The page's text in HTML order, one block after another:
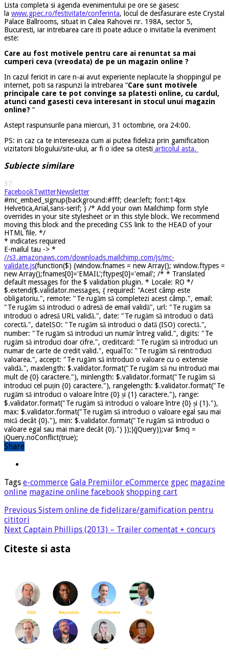
Lista completa si agenda evenimentului pe ore se gasesc
la www.gpec.ro/festivitate/conferinta, locul de desfasurare este Crystal
Palace Ballrooms, situat in Calea Rahovei nr. 198A, sector 5,
Bucuresti, iar intrebarea care iti poate aduce o invitatie la eveniment
este:
Care au fost motivele pentru care ai renuntat sa mai
cumperi ceva (vreodata) de pe un magazin online ?
In cazul fericit in care n-ai avut experiente neplacute la shoppingul pe
internet, poti sa raspunzi la intrebarea “Care sunt motivele
principale care te pot convinge sa platesti online, cu cardul,
atunci cand gasesti ceva interesant in stocul unui magazin
online? “
Astept raspunsurile pana miercuri, 31 octombrie, ora 24:00.
PS: in caz ca te intereseaza cum ai putea fideliza prin gamification
vizitatorii blogului/site-ului, ar fi o idee sa citesti articolul asta.
Subiecte similare
37
FacebookTwitterNewsletter
#mc_embed_signup{background:#fff; clear:left; font:14px
Helvetica,Arial,sans-serif; } /* Add your own Mailchimp form style
overrides in your site stylesheet or in this style block. We recommend
moving this block and the preceding CSS link to the HEAD of your
HTML file. */
* indicates required
E-mailul tau -> *
//s3.amazonaws.com/downloads.mailchimp.com/js/mc-
validate.js(function($) {window.fnames = new Array(); window.ftypes =
new Array();fnames[0]='EMAIL';ftypes[0]='email'; /* * Translated
default messages for the $ validation plugin. * Locale: RO */
$.extend($.validator.messages, { required: "Acest câmp este
obligatoriu.", remote: "Te rugăm să completezi acest câmp.", email:
"Te rugăm să introduci o adresă de email validă", url: "Te rugăm sa
introduci o adresă URL validă.", date: "Te rugăm să introduci o dată
corectă.", dateISO: "Te rugăm să introduci o dată (ISO) corectă.",
number: "Te rugăm să introduci un număr întreg valid.", digits: "Te
rugăm să introduci doar cifre.", creditcard: "Te rugăm să introduci un
numar de carte de credit valid.", equalTo: "Te rugăm să reintroduci
valoarea.", accept: "Te rugăm să introduci o valoare cu o extensie
validă.", maxlength: $.validator.format("Te rugăm să nu introduci mai
mult de {0} caractere."), minlength: $.validator.format("Te rugăm să
introduci cel puțin {0} caractere."), rangelength: $.validator.format("Te
rugăm să introduci o valoare între {0} și {1} caractere."), range:
$.validator.format("Te rugăm să introduci o valoare între {0} și {1}."),
max: $.validator.format("Te rugăm să introduci o valoare egal sau mai
mică decât {0}."), min: $.validator.format("Te rugăm să introduci o
valoare egal sau mai mare decât {0}.") });}(jQuery));var $mcj =
jQuery.noConflict(true);
Share
Tags e-commerce Gala Premiilor eCommerce gpec magazine
online magazine online facebook shopping cart
Previous Sistem online de fidelizare/gamification pentru
cititori
Next Captain Phillips (2013) – Trailer comentat + concurs
Citeste si asta